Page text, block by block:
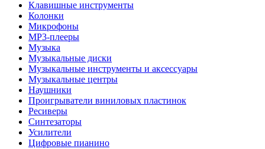
Клавишные инструменты
Колонки
Микрофоны
МР3-плееры
Музыка
Музыкальные диски
Музыкальные инструменты и аксессуары
Музыкальные центры
Наушники
Проигрыватели виниловых пластинок
Ресиверы
Синтезаторы
Усилители
Цифровые пианино